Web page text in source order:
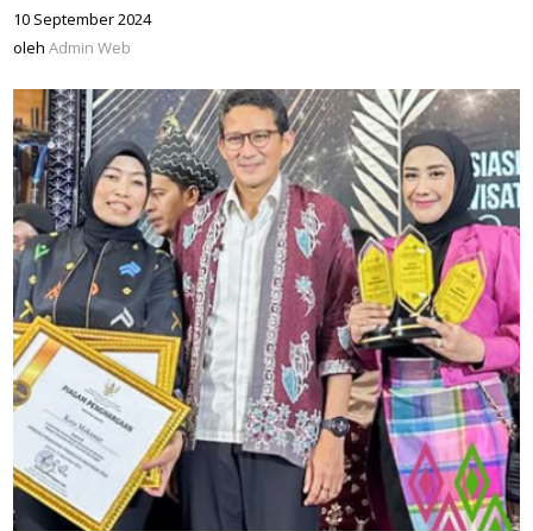
10 September 2024
oleh Admin Web